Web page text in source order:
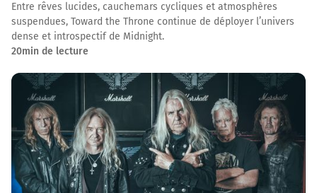
Entre rêves lucides, cauchemars cycliques et atmosphères
suspendues, Toward the Throne continue de déployer l’univers
dense et introspectif de Midnight.
20min de lecture